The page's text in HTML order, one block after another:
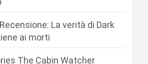
La verità di Dark
ai morti
The Cabin Watcher